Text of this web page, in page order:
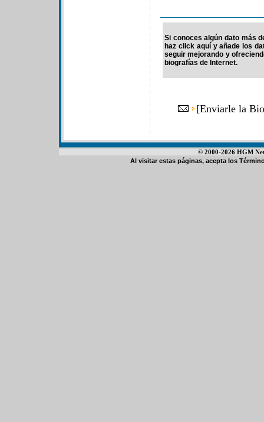
Si conoces algún dato más
haz click aquí y añade los
seguir mejorando y
biografías de Internet.
[Enviarle la
© 2000-2026 HGM
Al visitar estas páginas, acepta los